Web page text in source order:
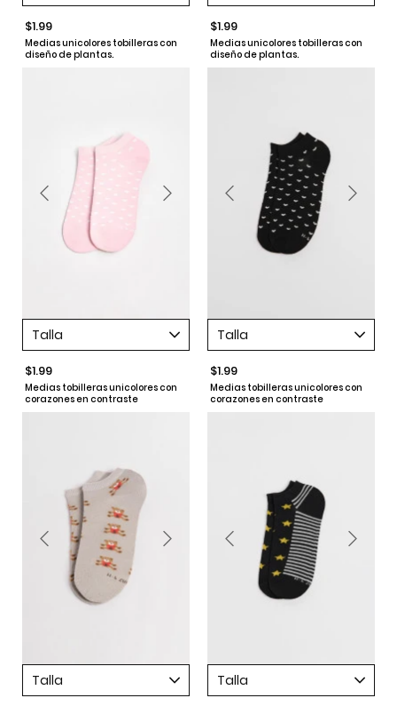
$1.99
Medias unicolores tobilleras con
diseño de plantas.
$1.99
Medias unicolores tobilleras con
diseño de plantas.
Talla
$1.99
Medias tobilleras unicolores con
corazones en contraste
Talla
$1.99
Medias tobilleras unicolores con
corazones en contraste
Talla Talla